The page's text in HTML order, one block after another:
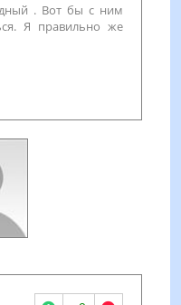
. Вот бы с ним
Я правильно же